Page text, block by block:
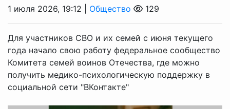
1 июля 2026, 19:12 | Общество 129
Для участников СВО и их семей с июня текущего
года начало свою работу федеральное сообщество
Комитета семей воинов Отечества, где можно
получить медико-психологическую поддержку в
социальной сети "ВКонтакте"